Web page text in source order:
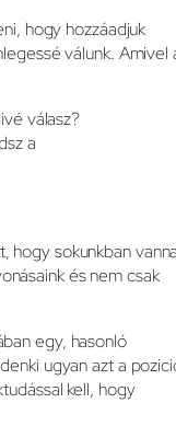
hogy hozzáadjuk
válunk. Amivel
válasz?
a
hogy sokunkban
és nem csak
egy, hasonló
ugyan azt a
kell, hogy